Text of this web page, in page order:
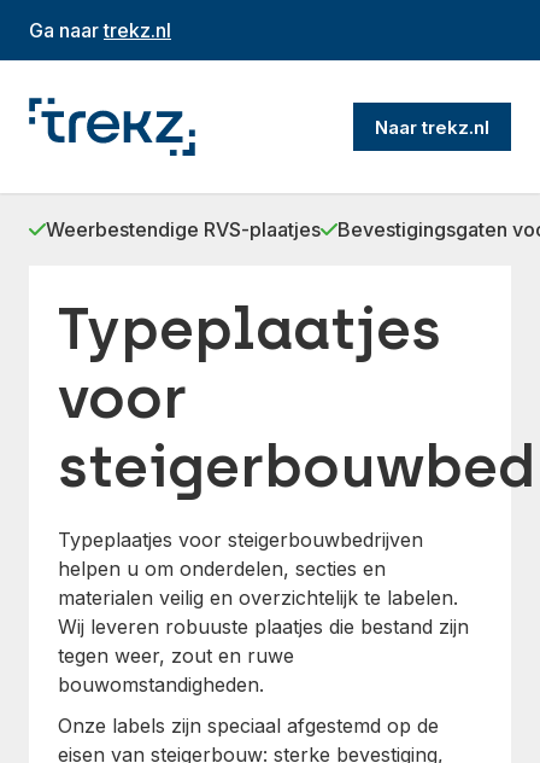
Ga naartrekz.nl
Naar trekz.nl
Weerbestendige RVS-plaatjes Bevestigingsgaten
Typeplaatjes
voor
Typeplaatjes voor steigerbouwbedrijven
helpen u om onderdelen, secties en
materialen veilig en overzichtelijk te labelen.
Wij leveren robuuste plaatjes die bestand zijn
tegen weer, zout en ruwe
bouwomstandigheden.
Onze labels zijn speciaal afgestemd op de
eisen van steigerbouw: sterke bevestiging,